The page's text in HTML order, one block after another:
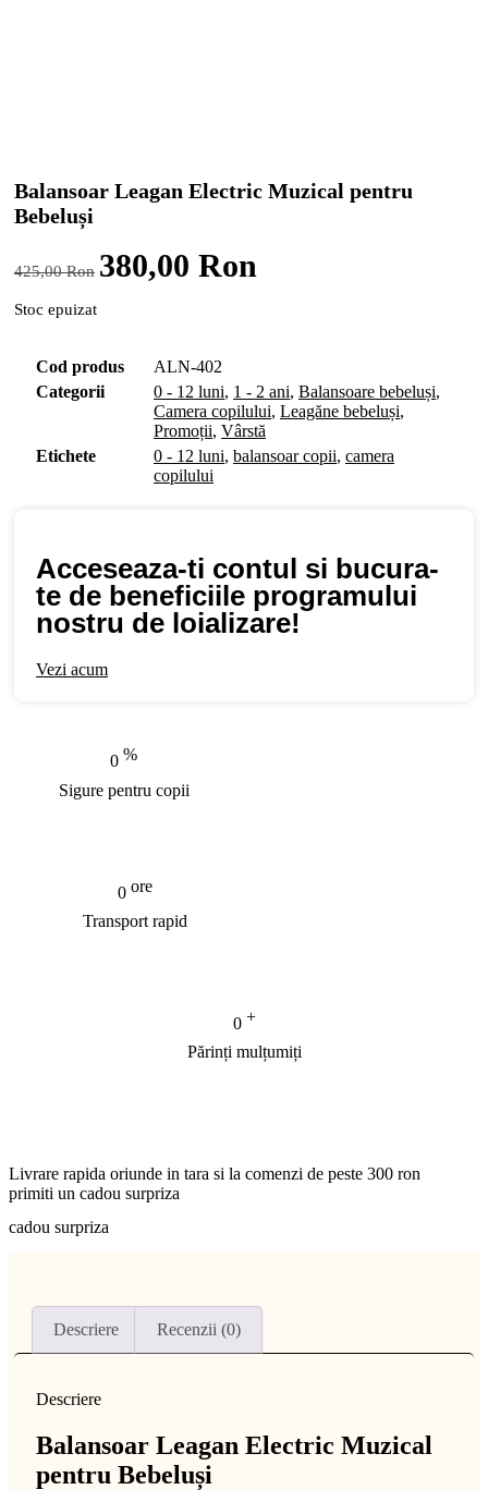
Balansoar Leagan Electric Muzical pentru
Bebeluși
425,00Ron
Prețul
inițial
380,00 Roncurent
Stoc epuizat
Cod produs
ALN-402
Categorii
0 - 12 luni, 1 - 2 ani, Balansoare bebeluși,
Camera copilului, Leagăne bebeluși,
Promoții, Vârstă
Etichete
0 - 12 luni, balansoar copii, camera
copilului
Acceseaza-ti contul si bucura-
te de beneficiile programului
nostru de loializare!
Vezi acum
0 %
Sigure pentru copii
0 ore
Transport rapid
0 +
Părinți mulțumiți
Livrare rapida oriunde in tara si la comenzi de peste 300 ron
primiti un cadou surpriza
cadou surpriza
Descriere Recenzii (0)
Descriere
Balansoar Leagan Electric Muzical
pentru Bebeluși